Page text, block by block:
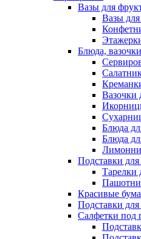
Вазы для
Вазы
Блюда,
Вазочки
Блюда
Блюда
Подставки для
Тарелки
Красивые
Подставки для
Салфетки под